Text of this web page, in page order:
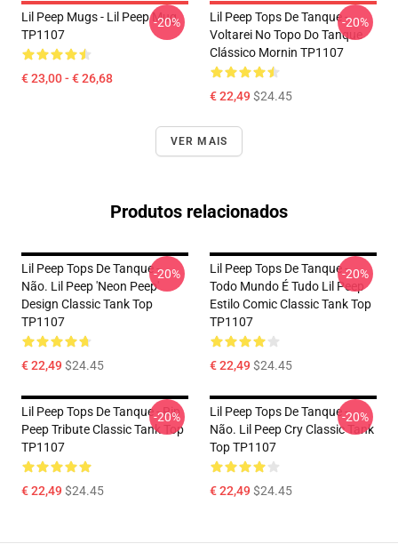
Lil Peep Mugs - Lil Peep Mug
TP1107
€ 23,00 - € 26,68
-20%
Lil Peep Tops De Tanque -
Voltarei No Topo Do Tanque
Clássico Mornin TP1107
€ 22,49$24.45
-20%
VER MAIS
Produtos relacionados
Lil Peep Tops De Tanque -
Não. Lil Peep 'Neon Peep'
Design Classic Tank Top
TP1107
€ 22,49$24.45
-20%
Lil Peep Tops De Tanque -
Todo Mundo É Tudo Lil Peep
Estilo Comic Classic Tank Top
TP1107
€ 22,49$24.45
-20%
Lil Peep Tops De Tanque - Rip
Peep Tribute Classic Tank Top
TP1107
€ 22,49$24.45
-20%
Lil Peep Tops De Tanque -
Não. Lil Peep Cry Classic Tank
Top TP1107
€ 22,49$24.45
-20%